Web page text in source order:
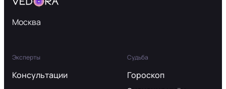
Москва
Эксперты
Консультации
Судьба
Гороскоп